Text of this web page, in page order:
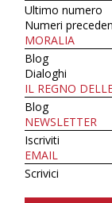
Ultimo numero
Numeri
MORALIA
Blog
Dialoghi
IL REGNO
Blog
NEWSLETTER
Iscriviti
EMAIL
Scrivici